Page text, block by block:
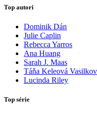
Top autori
Dominik Dán
Julie Caplin
Rebecca Yarros
Ana Huang
Sarah J. Maas
Táňa Keleová
Lucinda Riley
Top série